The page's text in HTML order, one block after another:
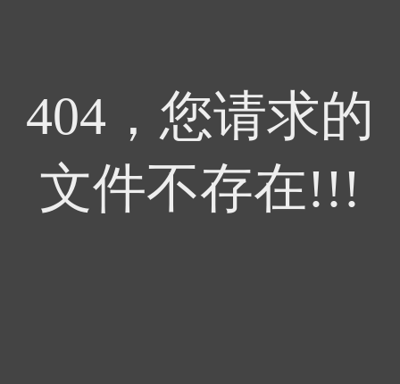
404，您请求的
文件不存在!!!